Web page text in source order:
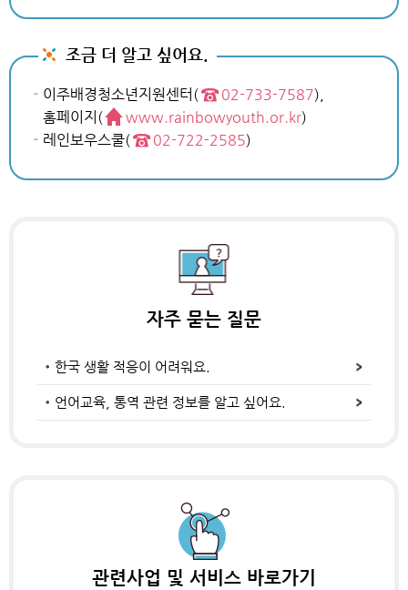
조금 더 알고 싶어요.
이주배경청소년지원센터( 02-733-7587),
홈페이지(
www.rainbowyouth.or.kr)
레인보우스쿨(
02-722-2585)
자주 묻는 질문
한국 생활 적응이 어려워요.
언어교육, 통역 관련 정보를 알고 싶어요.
관련사업 및 서비스 바로가기